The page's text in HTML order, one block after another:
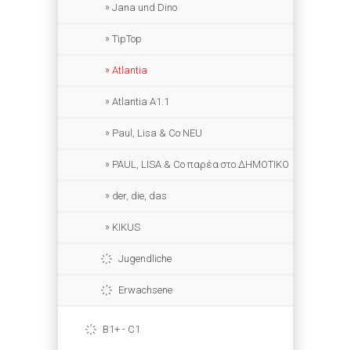
Jana und Dino
TipTop
Atlantia
Atlantia A1.1
Paul, Lisa & Co NEU
PAUL, LISA & Co παρέα στο ΔΗΜΟΤΙΚΟ
der, die, das
KIKUS
Jugendliche
Erwachsene
B1+ - C1